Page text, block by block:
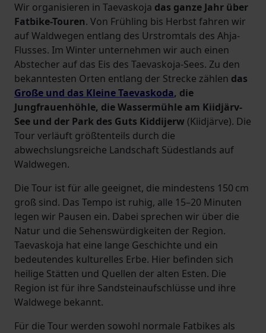
Wir organisieren in Taevaskoja das ganze Jahr über
Fatbike-Touren. Von Frühling bis Herbst fahren wir
auf Waldwegen entlang des Urstromtals des Ahja-
Flusses. Im Winter unternehmen wir auch einen
Abstecher auf das Eis des Taevaskoja-Sees. Zu den
bekanntesten Orten entlang der Strecke zählen das
Große und das Kleine Taevaskoda, die
Jungfrauenhöhle, die Wassermühle am Kiidjärv-
See und der Park des Guts Kiddijerw (Kiidjärve). Die
Tour verläuft größtenteils durch die
abwechslungsreiche Landschaft Südestlands auf
Waldwegen.
Die Tour ist für alle geeignet, die mindestens 150 cm
groß sind. Das Tempo ist ruhig, alle 15–20 Minuten
legen wir Pausen ein. Dabei sprechen wir über die
Natur und die Sehenswürdigkeiten der Region.
Taevaskoja hat eine lange Geschichte und ein
bedeutendes kulturelles Erbe. Hier befinden sich
heilige Stätten und Quellen der alten Esten. Die
Region ist für ihre Sandsteinaufschlüsse und ihre
Waldwege bekannt.
Für die Tour werden sowohl normale Fatbikes als